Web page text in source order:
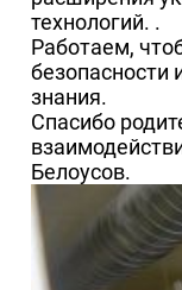
технологий. .
Работаем,
безопасности
знания.
Спасибо
Белоусов.